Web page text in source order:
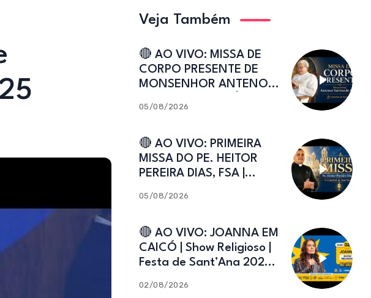
Veja Também
🔴 AO VIVO: MISSA DE
CORPO PRESENTE DE
MONSENHOR ANTENOR
Catedral de Sant’Ana
05/08/2026
🔴 AO VIVO: PRIMEIRA
MISSA DO PE. HEITOR
PEREIRA DIAS, FSA |
Caicó-RN
05/08/2026
🔴 AO VIVO: JOANNA EM
CAICÓ | Show Religioso |
Festa de Sant’Ana 2026 |
02/08/2026